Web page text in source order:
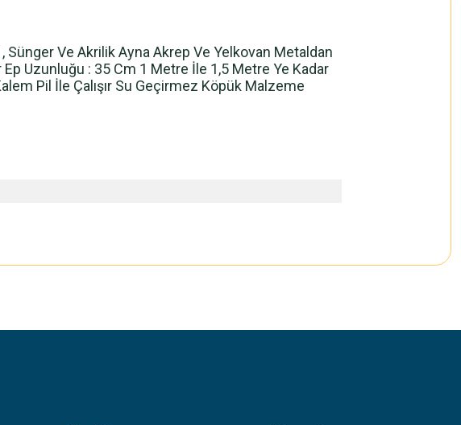
Ve Akrilik Ayna Akrep Ve Yelkovan Metaldan
Uzunluğu : 35 Cm 1 Metre İle 1,5 Metre Ye Kadar
Pil İle Çalışır Su Geçirmez Köpük Malzeme